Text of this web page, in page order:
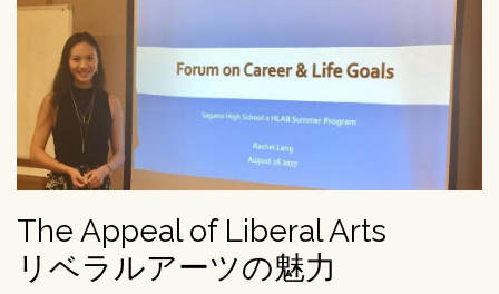
The Appeal of Liberal Arts
リベラルアーツの魅力